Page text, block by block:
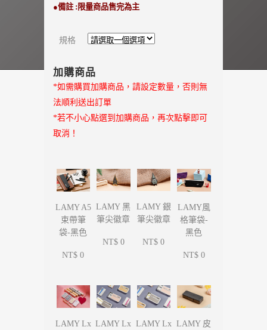
●備註 :限量商品售完為主
規格
加購商品
*如需購買加購商品，請設定數量，否則無
法順利送出訂單
*若不小心點選到加購商品，再次點擊即可
取消！
LAMY A5
束帶筆
袋-黑色
NT$ 0
LAMY 黑
筆尖徽章
NT$ 0
LAMY 銀
筆尖徽章
NT$ 0
LAMY風
格筆袋-
黑色
NT$ 0
LAMY Lx LAMY Lx LAMY Lx
LAMY 皮